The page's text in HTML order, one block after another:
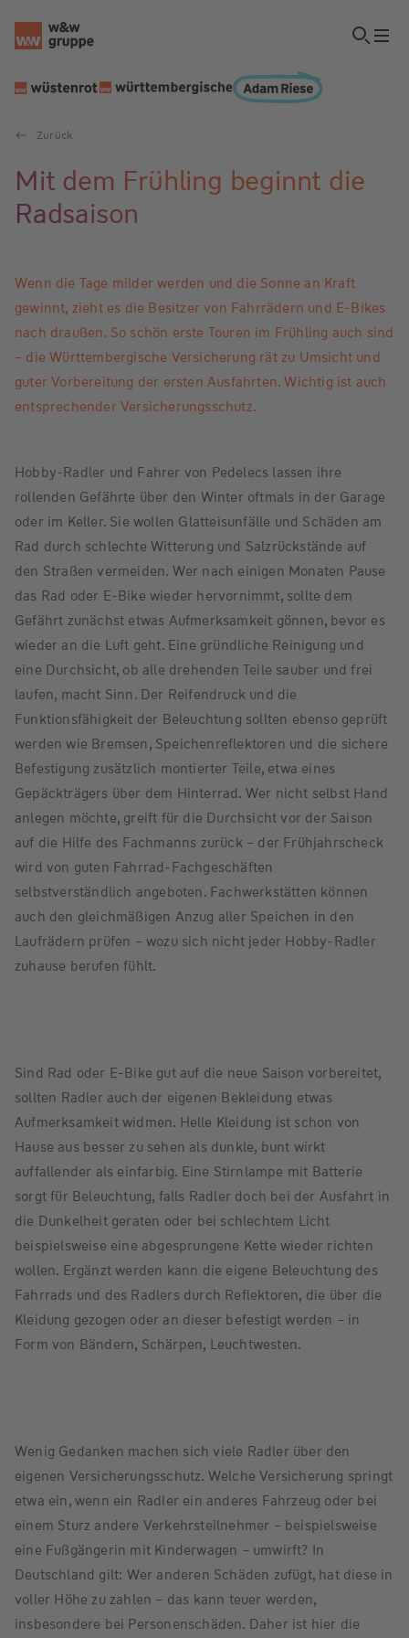
Zurück
Mit dem Frühling beginnt die
Radsaison
Wenn die Tage milder werden und die Sonne an Kraft
gewinnt, zieht es die Besitzer von Fahrrädern und E-Bikes
nach draußen. So schön erste Touren im Frühling auch sind
– die Württembergische Versicherung rät zu Umsicht und
guter Vorbereitung der ersten Ausfahrten. Wichtig ist auch
entsprechender Versicherungsschutz.
Hobby-Radler und Fahrer von Pedelecs lassen ihre
rollenden Gefährte über den Winter oftmals in der Garage
oder im Keller. Sie wollen Glatteisunfälle und Schäden am
Rad durch schlechte Witterung und Salzrückstände auf
den Straßen vermeiden. Wer nach einigen Monaten Pause
das Rad oder E-Bike wieder hervornimmt, sollte dem
Gefährt zunächst etwas Aufmerksamkeit gönnen, bevor es
wieder an die Luft geht. Eine gründliche Reinigung und
eine Durchsicht, ob alle drehenden Teile sauber und frei
laufen, macht Sinn. Der Reifendruck und die
Funktionsfähigkeit der Beleuchtung sollten ebenso geprüft
werden wie Bremsen, Speichenreflektoren und die sichere
Befestigung zusätzlich montierter Teile, etwa eines
Gepäckträgers über dem Hinterrad. Wer nicht selbst Hand
anlegen möchte, greift für die Durchsicht vor der Saison
auf die Hilfe des Fachmanns zurück – der Frühjahrscheck
wird von guten Fahrrad-Fachgeschäften
selbstverständlich angeboten. Fachwerkstätten können
auch den gleichmäßigen Anzug aller Speichen in den
Laufrädern prüfen – wozu sich nicht jeder Hobby-Radler
zuhause berufen fühlt.
Sind Rad oder E-Bike gut auf die neue Saison vorbereitet,
sollten Radler auch der eigenen Bekleidung etwas
Aufmerksamkeit widmen. Helle Kleidung ist schon von
Hause aus besser zu sehen als dunkle, bunt wirkt
auffallender als einfarbig. Eine Stirnlampe mit Batterie
sorgt für Beleuchtung, falls Radler doch bei der Ausfahrt in
die Dunkelheit geraten oder bei schlechtem Licht
beispielsweise eine abgesprungene Kette wieder richten
wollen. Ergänzt werden kann die eigene Beleuchtung des
Fahrrads und des Radlers durch Reflektoren, die über die
Kleidung gezogen oder an dieser befestigt werden – in
Form von Bändern, Schärpen, Leuchtwesten.
Wenig Gedanken machen sich viele Radler über den
eigenen Versicherungsschutz. Welche Versicherung springt
etwa ein, wenn ein Radler ein anderes Fahrzeug oder bei
einem Sturz andere Verkehrsteilnehmer – beispielsweise
eine Fußgängerin mit Kinderwagen – umwirft? In
Deutschland gilt: Wer anderen Schäden zufügt, hat diese in
voller Höhe zu zahlen – das kann teuer werden,
insbesondere bei Personenschäden. Daher ist hier die